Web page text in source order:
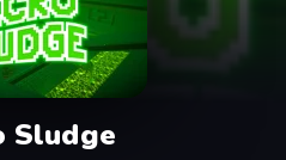
Sludge